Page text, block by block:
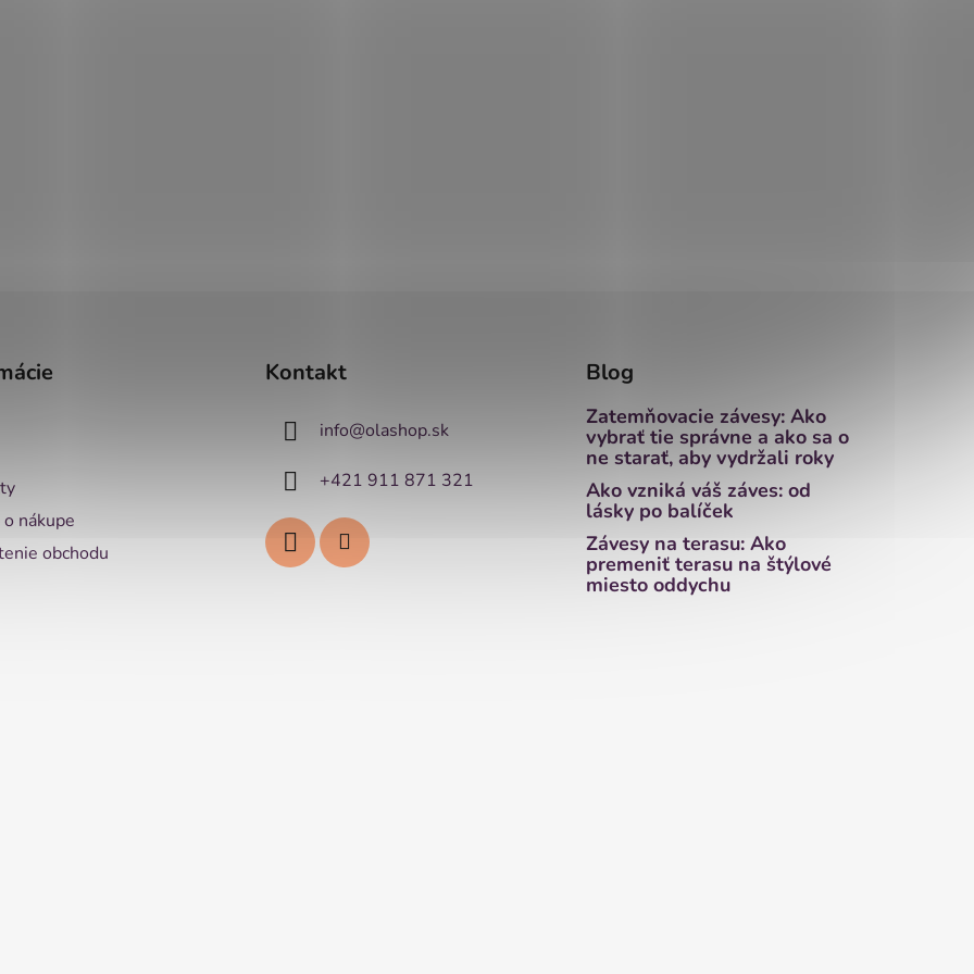
nákupe
obchodu
Kontakt
info@olashop.sk
+421 911 871 321
Blog
Zatemňovacie závesy: Ako
vybrať tie správne a ako sa o
ne starať, aby vydržali roky
Ako vzniká váš záves: od
lásky po balíček
Závesy na terasu: Ako
premeniť terasu na štýlové
miesto oddychu